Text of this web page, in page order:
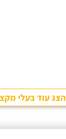
הצג עוד בעלי